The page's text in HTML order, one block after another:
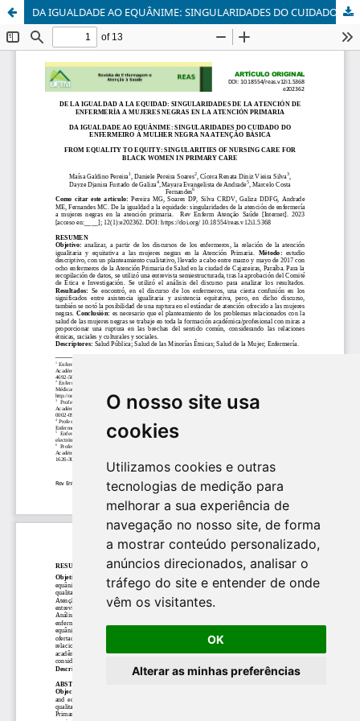
O nosso site usa
cookies
Utilizamos cookies e outras
tecnologias de medição para
melhorar a sua experiência de
navegação no nosso site, de forma
a mostrar conteúdo personalizado,
anúncios direcionados, analisar o
tráfego do site e entender de onde
vêm os visitantes.
OK
Alterar as minhas preferências
DA IGUALDADE AO EQUÂNIME: SINGULARIDADES DO CUIDADO DO ENFERMEIRO À MULHER NEGRA NA ATENÇÃO BÁSICA